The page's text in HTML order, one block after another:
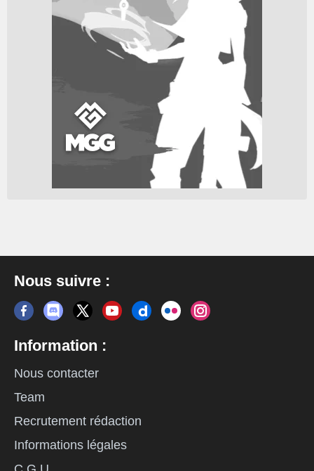
Nous suivre :
Information :
Nous contacter
Team
Recrutement rédaction
Informations légales